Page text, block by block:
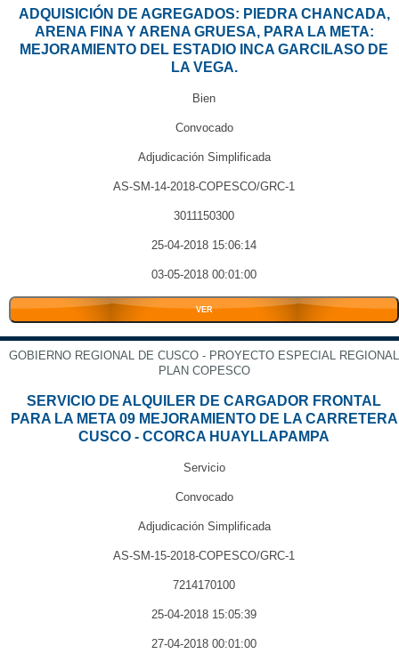
ADQUISICIÓN DE AGREGADOS: PIEDRA CHANCADA,
ARENA FINA Y ARENA GRUESA, PARA LA META:
MEJORAMIENTO DEL ESTADIO INCA GARCILASO DE
LA VEGA.
Bien
Convocado
Adjudicación Simplificada
AS-SM-14-2018-COPESCO/GRC-1
3011150300
25-04-2018 15:06:14
03-05-2018 00:01:00
VER
GOBIERNO REGIONAL DE CUSCO - PROYECTO ESPECIAL REGIONAL
PLAN COPESCO
SERVICIO DE ALQUILER DE CARGADOR FRONTAL
PARA LA META 09 MEJORAMIENTO DE LA CARRETERA
CUSCO - CCORCA HUAYLLAPAMPA
Servicio
Convocado
Adjudicación Simplificada
AS-SM-15-2018-COPESCO/GRC-1
7214170100
25-04-2018 15:05:39
27-04-2018 00:01:00